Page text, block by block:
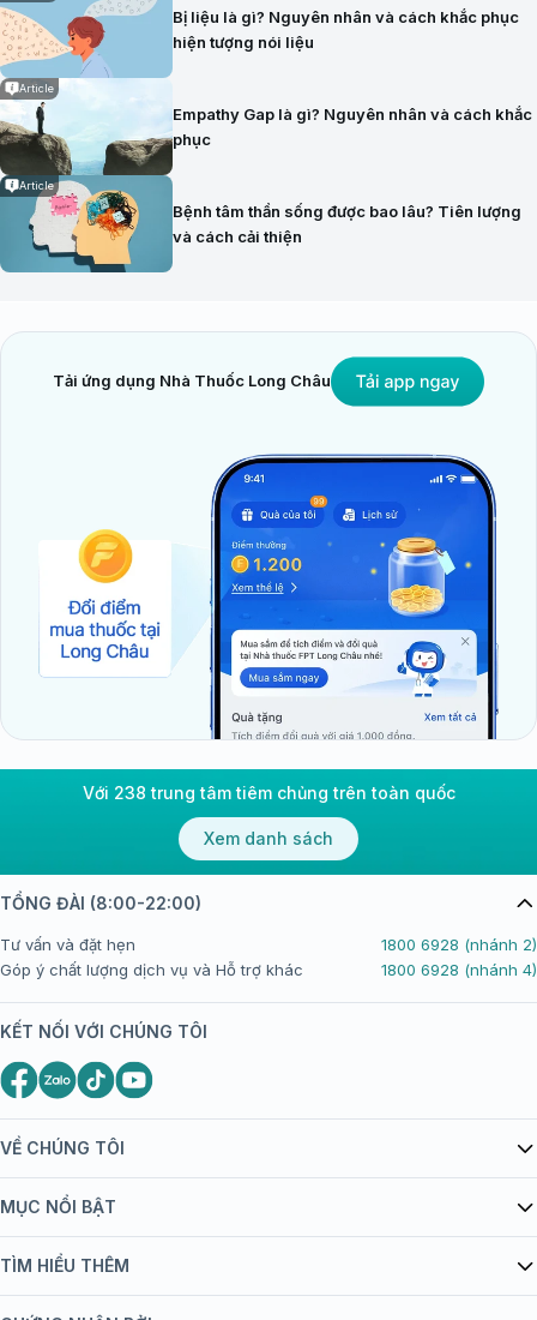
Bị liệu là gì? Nguyên nhân và cách khắc phục
hiện tượng nói liệu
Article
Empathy Gap là gì? Nguyên nhân và cách khắc
phục
Article
Bệnh tâm thần sống được bao lâu? Tiên lượng
và cách cải thiện
Tải ứng dụng Nhà Thuốc Long Châu
Với 238 trung tâm tiêm chủng trên toàn quốc
Xem danh sách
VỀ CHÚNG TÔI
Giới thiệu Tiêm Chủng FPT Long Châu
bán hàng
MỤC NỔI BẬT
Danh mục vắc xin
TÌM HIỂU THÊM
TỔNG ĐÀI (8:00-22:00)
Tư vấn và đặt hẹn
1800 6928 (nhánh 2)
Góp ý chất lượng dịch vụ và Hỗ trợ khác
1800 6928 (nhánh 4)
KẾT NỐI VỚI CHÚNG TÔI